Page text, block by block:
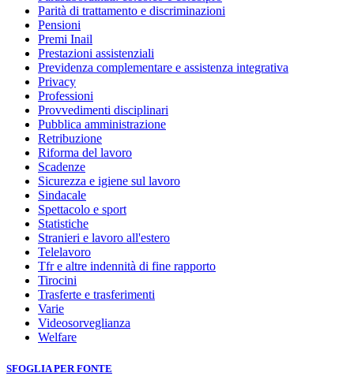
Parità di trattamento e discriminazioni
Pensioni
Premi Inail
Prestazioni assistenziali
Previdenza complementare e assistenza integrativa
Privacy
Professioni
Provvedimenti disciplinari
Pubblica amministrazione
Retribuzione
Riforma del lavoro
Scadenze
Sicurezza e igiene sul lavoro
Sindacale
Spettacolo e sport
Statistiche
Stranieri e lavoro all'estero
Telelavoro
Tfr e altre indennità di fine rapporto
Tirocini
Trasferte e trasferimenti
Varie
Videosorveglianza
Welfare
SFOGLIA PER FONTE